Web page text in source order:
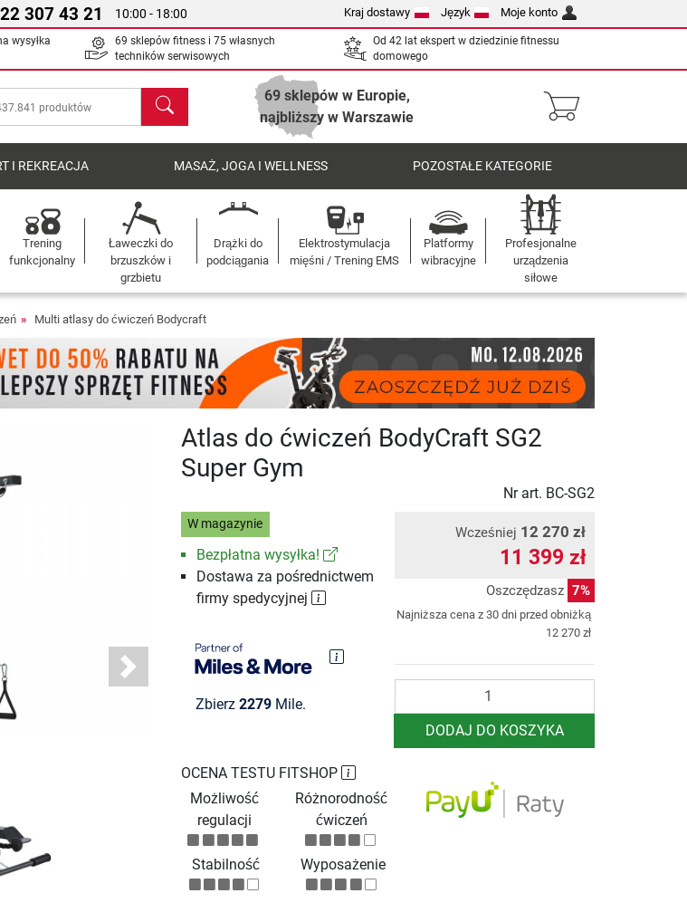
22 307 43 21 10:00 - 18:00 Kraj dostawy Język Moje konto
wysyłka
69 sklepów fitness i 75 własnych
techników serwisowych
Od 42 lat ekspert w dziedzinie fitnessu
domowego
Szukaj
69 sklepów w Europie,
najbliższy w Warszawie
I REKREACJA MASAŻ, JOGA I WELLNESS POZOSTAŁE KATEGORIE
Trening
funkcjonalny
Ławeczki do
brzuszków i
grzbietu
Drążki do
podciągania
Elektrostymulacja
mięśni / Trening EMS
Platformy
wibracyjne
Profesjonalne
urządzenia
siłowe
Multi atlasy do ćwiczeń Bodycraft
Next
Atlas do ćwiczeń BodyCraft SG2
Super Gym
Nr art. BC-SG2
W magazynie
Bezpłatna wysyłka!
Dostawa za pośrednictwem
firmy spedycyjnej
Zbierz 2279Mile.
Wcześniej 12 270 zł
11 399 zł
Oszczędzasz 7%
Najniższa cena z 30 dni przed obniżką
12 270 zł
DODAJ DO KOSZYKA
OCENA TESTU FITSHOP
Możliwość
regulacji
Różnorodność
ćwiczeń
Stabilność Wyposażenie